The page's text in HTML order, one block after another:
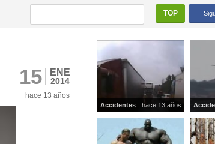
TOP
15 ENE
2014
hace 13 años
Accidentes hace 13 años